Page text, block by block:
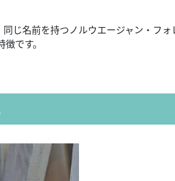
じ名前を持つノルウエージャン・フォ
です。